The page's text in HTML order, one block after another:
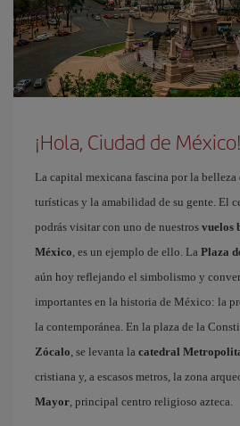
¡Hola, Ciudad de México!
La capital mexicana fascina por la belleza
turísticas y la amabilidad de su gente. El
podrás visitar con uno de nuestros vuelos
México, es un ejemplo de ello. La Plaza
aún hoy reflejando el simbolismo y
importantes en la historia de México: la
la contemporánea. En la plaza de la
Zócalo, se levanta la catedral
cristiana y, a escasos metros, la zona
Mayor, principal centro religioso azteca.